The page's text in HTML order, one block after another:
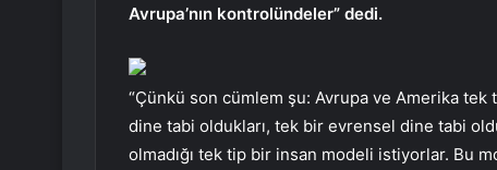
Avrupa’nın kontrolündeler” dedi.
“Çünkü son cümlem şu: Avrupa ve Amerika
dine tabi oldukları, tek bir evrensel dine tabi
olmadığı tek tip bir insan modeli istiyorlar. Bu